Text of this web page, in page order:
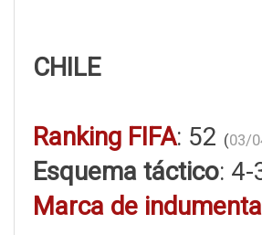
CHILE
Ranking FIFA: 52 (03/
Esquema táctico: 4-
Marca de